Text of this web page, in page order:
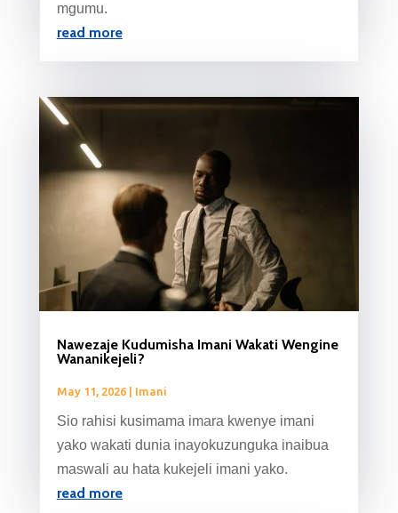
mgumu.
read more
Nawezaje Kudumisha Imani Wakati Wengine
Wananikejeli?
May 11, 2026| Imani
Sio rahisi kusimama imara kwenye imani
yako wakati dunia inayokuzunguka inaibua
maswali au hata kukejeli imani yako.
read more